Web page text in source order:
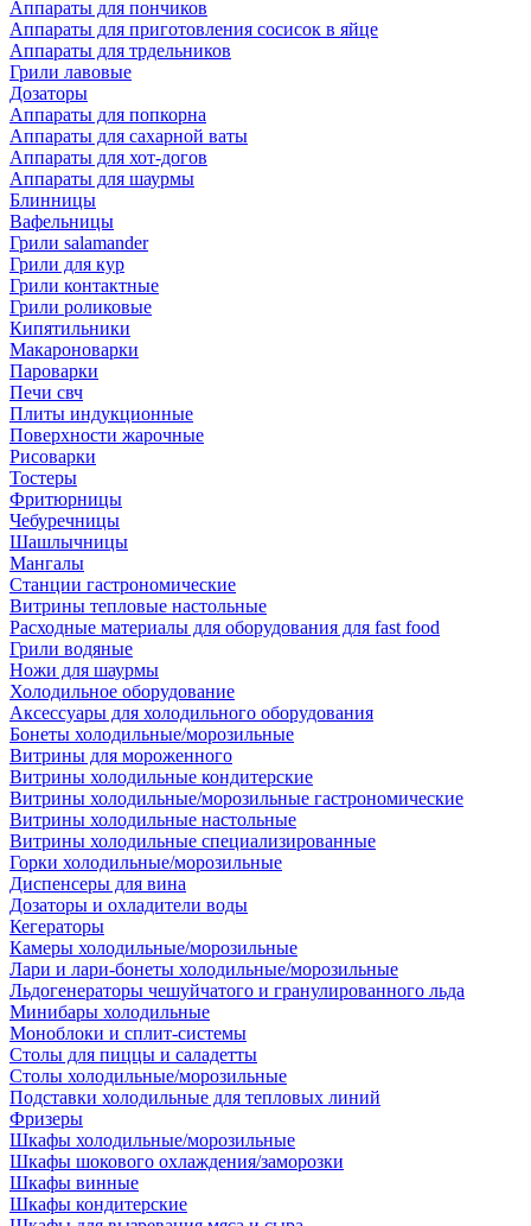
Аппараты для пончиков
Аппараты для приготовления сосисок в яйце
Аппараты для трдельников
Грили лавовые
Дозаторы
Аппараты для попкорна
Аппараты для сахарной ваты
Аппараты для хот-догов
Аппараты для шаурмы
Блинницы
Вафельницы
Грили salamander
Грили для кур
Грили контактные
Грили роликовые
Кипятильники
Макароноварки
Пароварки
Печи свч
Плиты индукционные
Поверхности жарочные
Рисоварки
Тостеры
Фритюрницы
Чебуречницы
Шашлычницы
Мангалы
Станции гастрономические
Витрины тепловые настольные
Расходные материалы для оборудования для fast food
Грили водяные
Ножи для шаурмы
Холодильное оборудование
Аксессуары для холодильного оборудования
Бонеты холодильные/морозильные
Витрины для мороженного
Витрины холодильные кондитерские
Витрины холодильные/морозильные гастрономические
Витрины холодильные настольные
Витрины холодильные специализированные
Горки холодильные/морозильные
Диспенсеры для вина
Дозаторы и охладители воды
Кегераторы
Камеры холодильные/морозильные
Лари и лари-бонеты холодильные/морозильные
Льдогенераторы чешуйчатого и гранулированного льда
Минибары холодильные
Моноблоки и сплит-системы
Столы для пиццы и саладетты
Столы холодильные/морозильные
Подставки холодильные для тепловых линий
Фризеры
Шкафы холодильные/морозильные
Шкафы шокового охлаждения/заморозки
Шкафы винные
Шкафы кондитерские